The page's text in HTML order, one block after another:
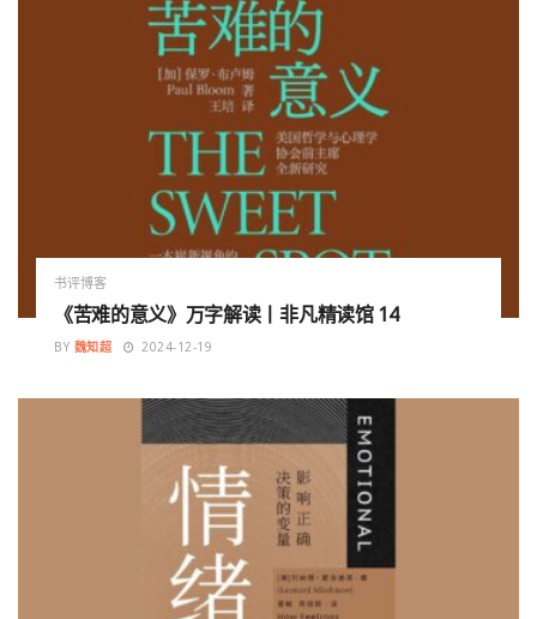
书评博客
《苦难的意义》万字解读丨非凡精读馆 14
BY 魏知超 2024-12-19